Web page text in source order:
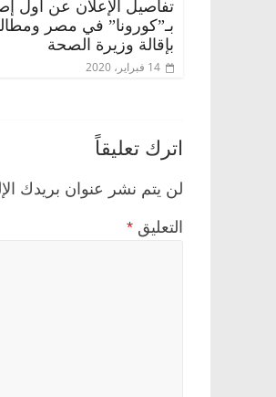
تفاصيل الإعلان عن أول
بـ”كورونا” في مصر
بإقالة وزيرة الصحة
14 فبراير، 2020
اترك تعليقاً
لن يتم نشر عنوان بريدك
التعليق *